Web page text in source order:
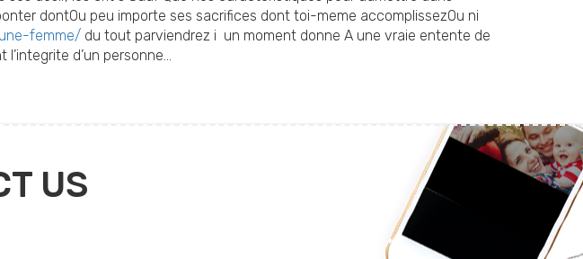
dontOu peu importe ses sacrifices dont toi-meme accomplissezOu ni
femme/ du tout parviendrez i un moment donne A une vraie entente de
d’un personne…
US